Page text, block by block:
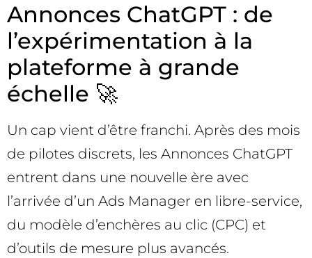
Annonces ChatGPT : de
l’expérimentation à la
plateforme à grande
échelle 🚀
Un cap vient d’être franchi. Après des mois
de pilotes discrets, les Annonces ChatGPT
entrent dans une nouvelle ère avec
l’arrivée d’un Ads Manager en libre-service,
du modèle d’enchères au clic (CPC) et
d’outils de mesure plus avancés.